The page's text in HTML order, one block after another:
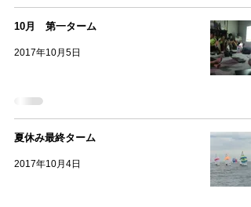
10月 第一ターム
2017年10月5日
夏休み最終ターム
2017年10月4日